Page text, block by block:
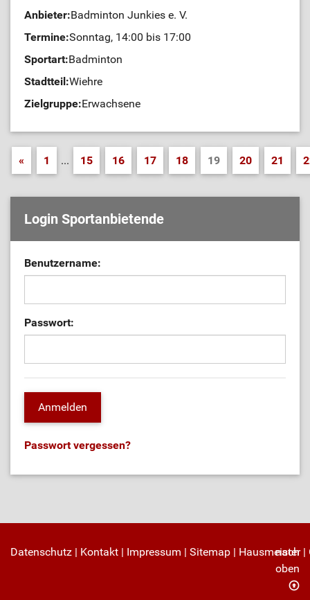
Anbieter:Badminton Junkies e. V.
Termine:Sonntag, 14:00 bis 17:00
Sportart:Badminton
Stadtteil:Wiehre
Zielgruppe:Erwachsene
« 1 ... 15 16 17 18 19 20 21
Login Sportanbietende
Benutzername:
Passwort:
Passwort vergessen?
Datenschutz | Kontakt | Impressum | Sitemap | Hausmeister|
nach
oben